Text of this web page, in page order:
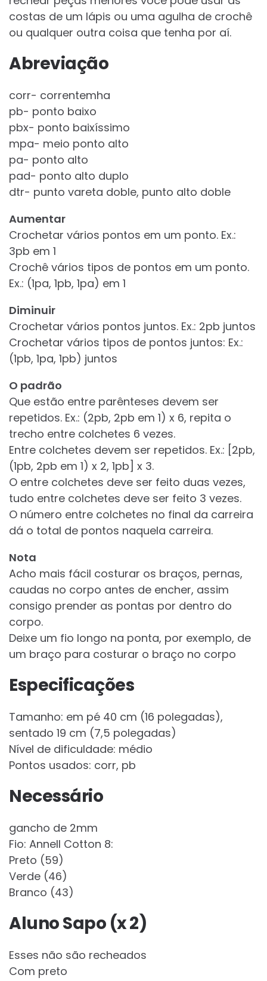
costas de um lápis ou uma agulha de crochê
ou qualquer outra coisa que tenha por aí.
Abreviação
corr- correntemha
pb- ponto baixo
pbx- ponto baixíssimo
mpa- meio ponto alto
pa- ponto alto
pad- ponto alto duplo
dtr- punto vareta doble, punto alto doble
Aumentar
Crochetar vários pontos em um ponto. Ex.:
3pb em 1
Crochê vários tipos de pontos em um ponto.
Ex.: (1pa, 1pb, 1pa) em 1
Diminuir
Crochetar vários pontos juntos. Ex.: 2pb juntos
Crochetar vários tipos de pontos juntos: Ex.:
(1pb, 1pa, 1pb) juntos
O padrão
Que estão entre parênteses devem ser
repetidos. Ex.: (2pb, 2pb em 1) x 6, repita o
trecho entre colchetes 6 vezes.
Entre colchetes devem ser repetidos. Ex.: [2pb,
(1pb, 2pb em 1) x 2, 1pb] x 3.
O entre colchetes deve ser feito duas vezes,
tudo entre colchetes deve ser feito 3 vezes.
O número entre colchetes no final da carreira
dá o total de pontos naquela carreira.
Nota
Acho mais fácil costurar os braços, pernas,
caudas no corpo antes de encher, assim
consigo prender as pontas por dentro do
corpo.
Deixe um fio longo na ponta, por exemplo, de
um braço para costurar o braço no corpo
Especificações
Tamanho: em pé 40 cm (16 polegadas),
sentado 19 cm (7,5 polegadas)
Nível de dificuldade: médio
Pontos usados: corr, pb
Necessário
gancho de 2mm
Fio: Annell Cotton 8:
Preto (59)
Verde (46)
Branco (43)
Aluno Sapo (x 2)
Esses não são recheados
Com preto